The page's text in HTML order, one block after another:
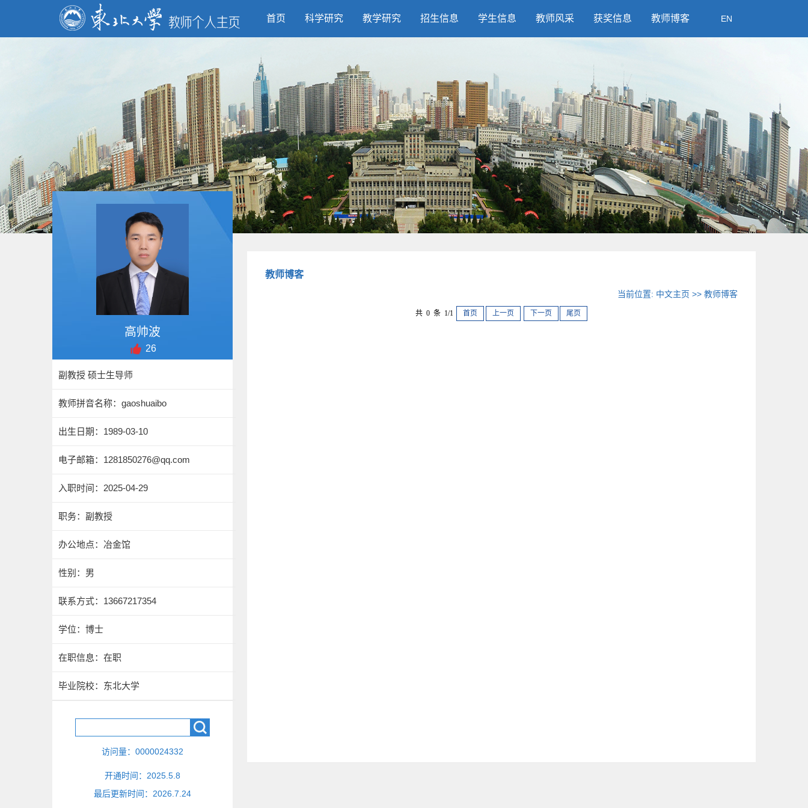
首页 科学研究 教学研究 招生信息 学生信息 教师风采 获奖信息 教师博客 EN
高帅波
26
副教授 硕士生导师
教师拼音名称：gaoshuaibo
出生日期：1989-03-10
电子邮箱： 1281850276@qq.com
入职时间：2025-04-29
职务：副教授
办公地点：冶金馆
性别：男
联系方式： 13667217354
学位：博士
在职信息：在职
毕业院校：东北大学
访问量： 0000024332
开通时间： 2025 5 8
最后更新时间： 2026 7 24
教师博客
当前位置: 中文主页 >>教师博客
共 0 条 1/1 首页 上一页 下一页 尾页